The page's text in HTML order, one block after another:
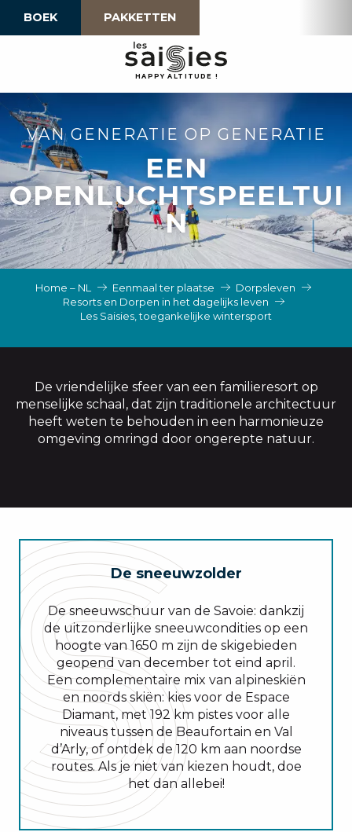
BOEK PAKKETTEN
HAPPY ALTI TU D E !
VAN GENERATIE OP GENERATIE
EEN
OPENLUCHTSPEELTUI
N
Home – NL Eenmaal ter plaatse
Dorpsleven
Resorts en Dorpen in het dagelijks leven
Les Saisies, toegankelijke wintersport
De vriendelijke sfeer van een familieresort op
menselijke schaal, dat zijn traditionele architectuur
heeft weten te behouden in een harmonieuze
omgeving omringd door ongerepte natuur.
De sneeuwzolder
De sneeuwschuur van de Savoie: dankzij
de uitzonderlijke sneeuwcondities op een
hoogte van 1650 m zijn de skigebieden
geopend van december tot eind april.
Een complementaire mix van alpineskiën
en noords skiën: kies voor de Espace
Diamant, met 192 km pistes voor alle
niveaus tussen de Beaufortain en Val
d’Arly, of ontdek de 120 km aan noordse
routes. Als je niet van kiezen houdt, doe
het dan allebei!